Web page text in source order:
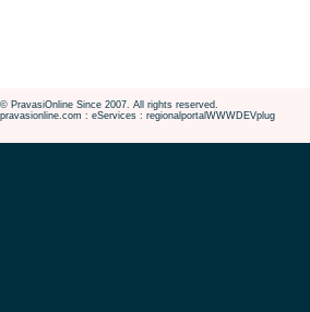
© PravasiOnline Since 2007. All rights reserved.
pravasionline.com : eServices : regionalportalWWWDEVplug